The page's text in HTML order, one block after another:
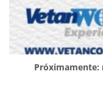
Próximamente: